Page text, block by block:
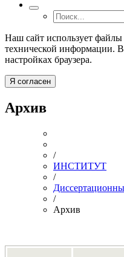
Наш сайт использует файлы
технической информации.
настройках браузера.
Я согласен
Архив
/
ИНСТИТУТ
/
/
Архив